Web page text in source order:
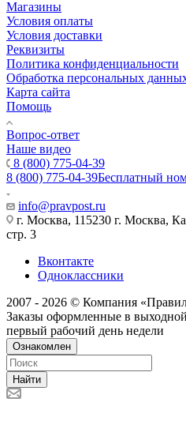
Магазины
Условия оплаты
Условия доставки
Реквизиты
Политика конфиденциальности
Обработка персональных
Карта сайта
Помощь
Вопрос-ответ
Наше видео
8 (800) 775-04-39
8 (800) 775-04-39Бесплатный
info@pravpost.ru
г. Москва, 115230 г. Москва,
стр. 3
Вконтакте
Одноклассники
2007 - 2026 © Компания
Заказы оформленные в
первый рабочий день недели
Ознакомлен
Найти